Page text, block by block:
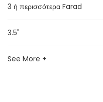
3 ή περισσότερα Farad
3.5"
See More +